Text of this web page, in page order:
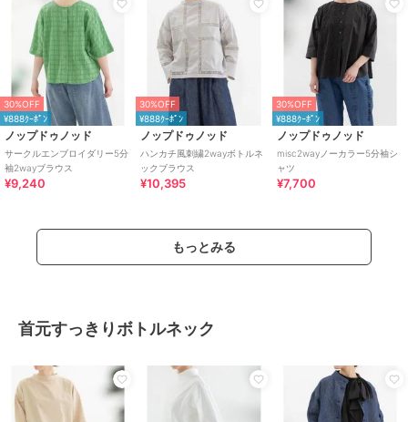
30%OFF
¥888ｸｰﾎﾟﾝ
ノップドゥノッド
サークルエンブロイダリー5分
袖2wayブラウス
¥9,240
30%OFF
¥888ｸｰﾎﾟﾝ
ノップドゥノッド
ハンカチ風刺繍2wayボトルネ
ックブラウス
¥10,395
30%OFF
¥888ｸｰﾎﾟﾝ
ノップドゥノッド
misc2wayノーカラー5分袖シ
ャツ
¥7,700
もっとみる
首元すっきりボトルネック